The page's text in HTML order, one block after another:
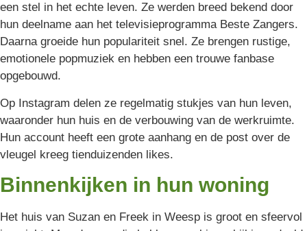
een stel in het echte leven. Ze werden breed bekend door
hun deelname aan het televisieprogramma Beste Zangers.
Daarna groeide hun populariteit snel. Ze brengen rustige,
emotionele popmuziek en hebben een trouwe fanbase
opgebouwd.
Op Instagram delen ze regelmatig stukjes van hun leven,
waaronder hun huis en de verbouwing van de werkruimte.
Hun account heeft een grote aanhang en de post over de
vleugel kreeg tienduizenden likes.
Binnenkijken in hun woning
Het huis van Suzan en Freek in Weesp is groot en sfeervol